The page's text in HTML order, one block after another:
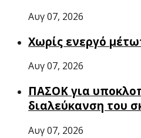
Αυγ 07, 2026
Χωρίς ενεργό
Αυγ 07, 2026
ΠΑΣΟΚ για
διαλεύκανση του
Αυγ 07, 2026